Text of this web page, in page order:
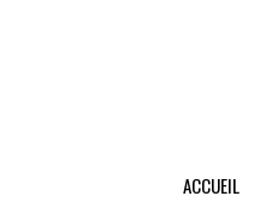
ACCUEIL